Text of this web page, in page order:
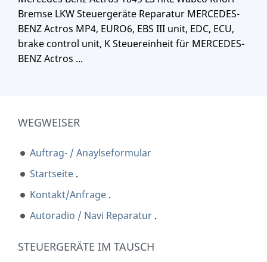
Bremse LKW Steuergeräte Reparatur MERCEDES-
BENZ Actros MP4, EURO6, EBS III unit, EDC, ECU,
brake control unit, K Steuereinheit für MERCEDES-
BENZ Actros ...
WEGWEISER
Auftrag- / Anaylseformular
Startseite .
Kontakt/Anfrage .
Autoradio / Navi Reparatur .
STEUERGERÄTE IM TAUSCH